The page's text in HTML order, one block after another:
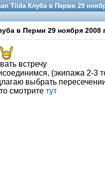
Tiida Клуба в Перми 29
в Перми 29 ноября 2008
встречу
(экипажа 2-3
выбрать
смотрите тут